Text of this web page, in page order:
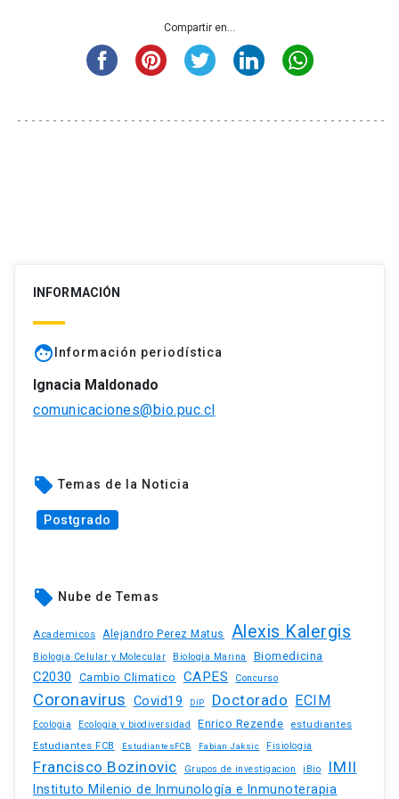
Compartir en...
INFORMACIÓN
face Información periodística
Ignacia Maldonado
comunicaciones@bio.puc.cl
local_offer Temas de la Noticia
Postgrado
local_offer Nube de Temas
Academicos Alejandro Perez Matus Alexis Kalergis
Biologia Celular y Molecular Biologia Marina Biomedicina
C2030 Cambio Climatico CAPES Concurso
Coronavirus Covid19 DIP Doctorado ECIM
Ecologia Ecologia y biodiversidad Enrico Rezende estudiantes
Estudiantes FCB EstudiantesFCB Fabian Jaksic Fisiologia
Francisco Bozinovic Grupos de investigacion iBio IMII
Instituto Milenio de Inmunología e Inmunoterapia